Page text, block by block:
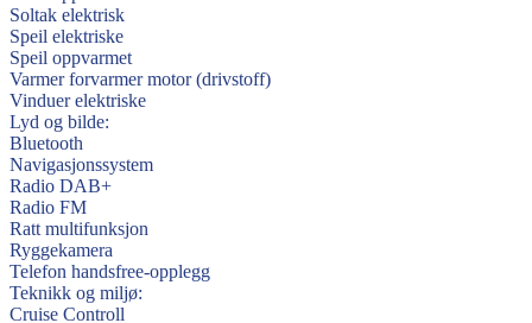
Soltak elektrisk
Speil elektriske
Speil oppvarmet
Varmer forvarmer motor (drivstoff)
Vinduer elektriske
Lyd og bilde:
Bluetooth
Navigasjonssystem
Radio DAB+
Radio FM
Ratt multifunksjon
Ryggekamera
Telefon handsfree-opplegg
Teknikk og miljø:
Cruise Controll